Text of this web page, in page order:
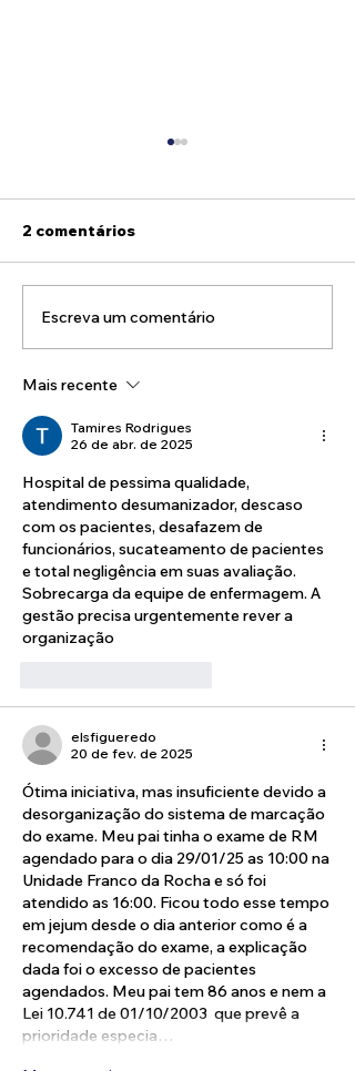
Método Canguru:
carinho que salva
2 comentários
Escreva um comentário
Mais recente
Tamires Rodrigues
26 de abr. de 2025
Hospital de pessima qualidade,
atendimento desumanizador, descaso
com os pacientes, desafazem de
funcionários, sucateamento de pacientes
e total negligência em suas avaliação.
Sobrecarga da equipe de enfermagem. A
gestão precisa urgentemente rever a
organização
elsfigueredo
20 de fev. de 2025
Ótima iniciativa, mas insuficiente devido a
desorganização do sistema de marcação
do exame. Meu pai tinha o exame de RM
agendado para o dia 29/01/25 as 10:00 na
Unidade Franco da Rocha e só foi
atendido as 16:00. Ficou todo esse tempo
em jejum desde o dia anterior como é a
recomendação do exame, a explicação
dada foi o excesso de pacientes
agendados. Meu pai tem 86 anos e nem a
Lei 10.741 de 01/10/2003  que prevê a
prioridade especia…